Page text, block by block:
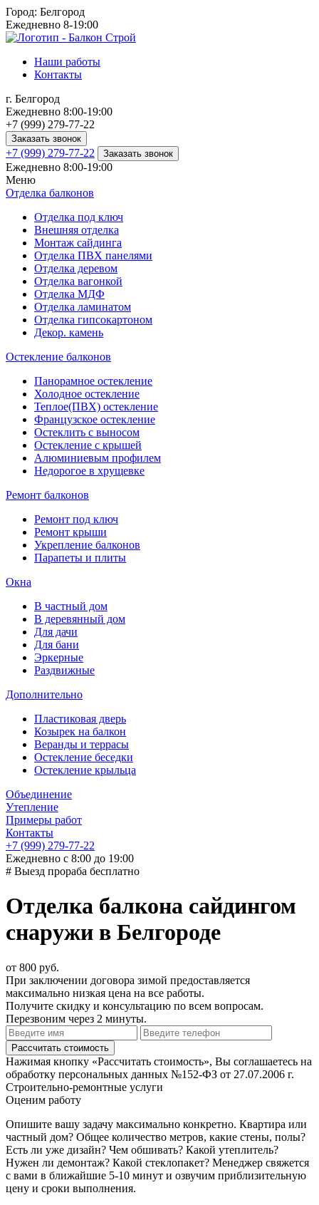
Город: Белгород
Ежедневно 8-19:00
Наши работы
Контакты
г. Белгород
Ежедневно 8:00-19:00
+7 (999) 279-77-22
Заказать звонок
+7 (999) 279-77-22 Заказать звонок
Ежедневно 8:00-19:00
Меню
Отделка балконов
Отделка под ключ
Внешняя отделка
Монтаж сайдинга
Отделка ПВХ панелями
Отделка деревом
Отделка вагонкой
Отделка МДФ
Отделка ламинатом
Отделка гипсокартоном
Декор. камень
Остекление балконов
Панорамное остекление
Холодное остекление
Теплое(ПВХ) остекление
Французское остекление
Остеклить с выносом
Остекление с крышей
Алюминиевым профилем
Недорогое в хрущевке
Ремонт балконов
Ремонт под ключ
Ремонт крыши
Укрепление балконов
Парапеты и плиты
Окна
В частный дом
В деревянный дом
Для дачи
Для бани
Эркерные
Раздвижные
Дополнительно
Пластиковая дверь
Козырек на балкон
Веранды и террасы
Остекление беседки
Остекление крыльца
Объединение
Утепление
Примеры работ
Контакты
+7 (999) 279-77-22
Ежедневно с 8:00 до 19:00
# Выезд прораба бесплатно
Отделка балкона сайдингом
снаружи в Белгороде
от 800 руб.
При заключении договора зимой предоставляется
максимально низкая цена на все работы.
Получите скидку и консультацию по всем вопросам.
Перезвоним через 2 минуты.
Нажимая кнопку «Рассчитать стоимость», Вы соглашаетесь на
обработку персональных данных №152-ФЗ от 27.07.2006 г.
Строительно-ремонтные услуги
Оценим работу
Опишите вашу задачу максимально конкретно. Квартира или
частный дом? Общее количество метров, какие стены, полы?
Есть ли уже дизайн? Чем обшивать? Какой утеплитель?
Нужен ли демонтаж? Какой стеклопакет? Менеджер свяжется
с вами в ближайшие 5-10 минут и озвучим приблизительную
цену и сроки выполнения.